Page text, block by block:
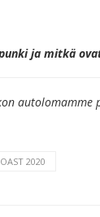
ja mitkä
autolomamme
2020